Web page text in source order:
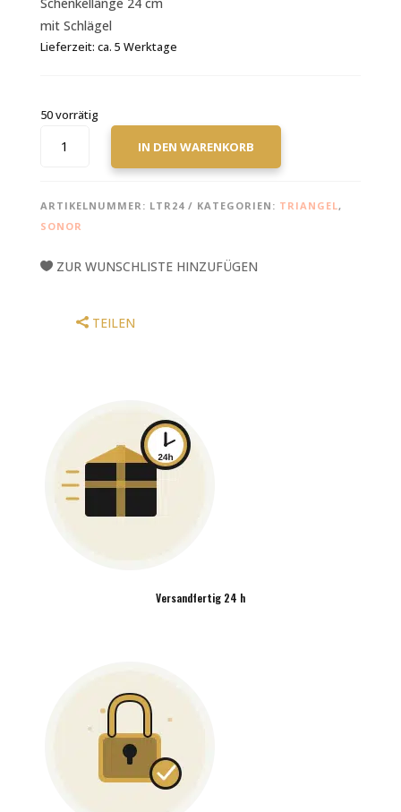
mit Schlägel
Lieferzeit: ca. 5 Werktage
50 vorrätig
TRIANGEL
MENGE
IN DEN WARENKORB
ARTIKELNUMMER: LTR24 KATEGORIEN: TRIANGEL,
SONOR
ZUR WUNSCHLISTE HINZUFÜGEN
TEILEN
Versandfertig 24 h